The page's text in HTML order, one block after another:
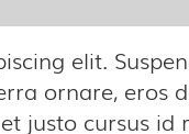
elit.
ornare,
justo cursus